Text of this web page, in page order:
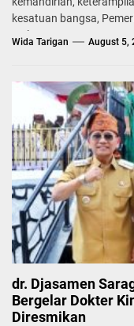
kesatuan bangsa,
melepas...
Wida Tarigan August 5,
dr. Djasamen
Bergelar Dokter
Diresmikan